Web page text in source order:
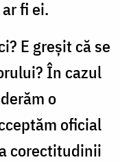
fi ei.
E greşit că se
În cazul
o
oficial
corectitudinii